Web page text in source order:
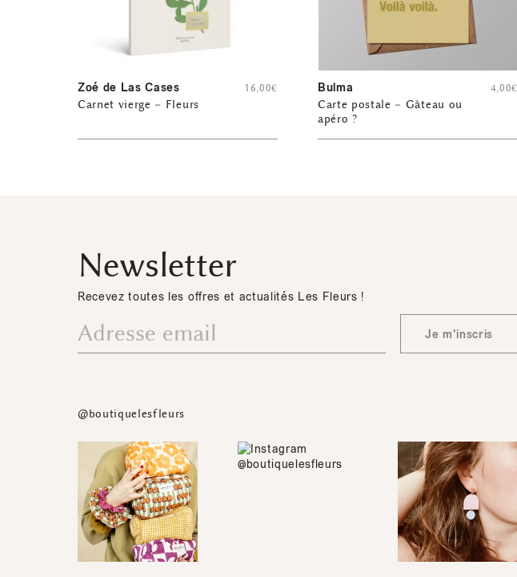
Zoé de Las Cases
Carnet vierge – Fleurs
16,00€ Bulma
Carte postale – Gâteau ou
apéro ?
4,00€
Newsletter
Recevez toutes les offres et actualités Les Fleurs !
Je m'inscris
@boutiquelesfleurs